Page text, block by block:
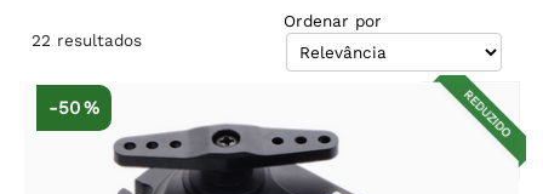
22 resultados
Ordenar por
REDUZIDO
-50 %